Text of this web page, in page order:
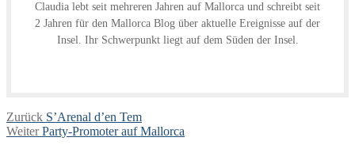
Claudia lebt seit mehreren Jahren auf Mallorca und schreibt seit
2 Jahren für den Mallorca Blog über aktuelle Ereignisse auf der
Insel. Ihr Schwerpunkt liegt auf dem Süden der Insel.
Beitragsnavigation
Zurück Vorheriger
Beitrag:
S’Arenal d’en Tem
Weiter Nächster
Party-Promoter auf Mallorca